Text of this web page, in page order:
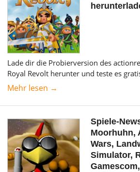
Lade dir die Probierversion des
Royal Revolt herunter und teste es
Mehr lesen →
Spiele-
Moorhuhn,
Wars,
Simulator,